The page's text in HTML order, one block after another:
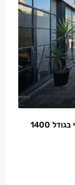
משרד עם חצר פרטית בשכונת מונטיפיורי בגודל 1400